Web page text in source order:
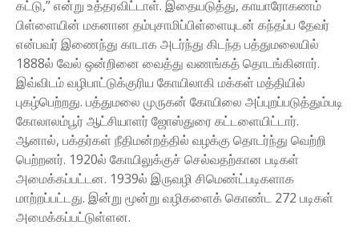
கட்டு,” என்று உத்தரவிட்டாள். இதையடுத்து, காயாரோகணம்
பிள்ளையின் மகனான தம்புசாமிப்பிள்ளையுடன் கந்தப்ப தேவர்
என்பவர் இணைந்து காடாக அடர்ந்து கிடந்த பத்துமலையில்
1888ல் வேல் ஒன்றினை வைத்து வணங்கத் தொடங்கினார்.
இவ்விடம் வழிபாட்டுக்குரிய கோயிலாகி மக்கள் மத்தியில்
புகழ்பெற்றது. பத்துமலை முருகன் கோயிலை அப்புறப்படுத்தும்படி
கோலாலம்பூர் ஆட்சியாளர் ஜோஸ்துரை கட்டளையிட்டார்.
ஆனால், பக்தர்கள் நீதிமன்றத்தில் வழக்கு தொடர்ந்து வெற்றி
பெற்றனர். 1920ல் கோயிலுக்குச் செல்வதற்கான படிகள்
அமைக்கப்பட்டன. 1939ல் இருவழி சிமெண்ட்படிகளாக
மாற்றப்பட்டது. இன்று மூன்று வழிகளைக் கொண்ட 272 படிகள்
அமைக்கப்பட்டுள்ளன.